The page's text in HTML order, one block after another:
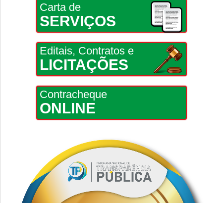
Carta de
SERVIÇOS
Editais, Contratos e
LICITAÇÕES
Contracheque
ONLINE